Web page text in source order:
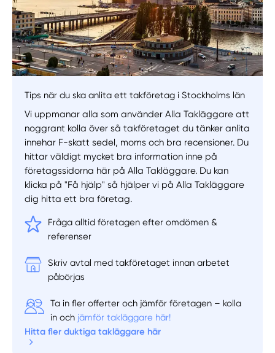
Manuellt Få hjälp
Välj tillvägagångssätt
Tips när du ska anlita ett takföretag i Stockholms län
Vi uppmanar alla som använder Alla Takläggare att
noggrant kolla över så takföretaget du tänker anlita
innehar F-skatt sedel, moms och bra recensioner. Du
hittar väldigt mycket bra information inne på
företagssidorna här på Alla Takläggare. Du kan
klicka på "Få hjälp" så hjälper vi på Alla Takläggare
dig hitta ett bra företag.
Fråga alltid företagen efter omdömen &
referenser
Skriv avtal med takföretaget innan arbetet
påbörjas
Ta in fler offerter och jämför företagen – kolla
in och jämför takläggare här!
Hitta fler duktiga takläggare här